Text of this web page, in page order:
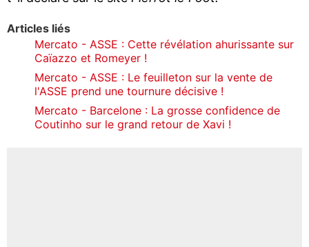
Articles liés
Mercato - ASSE : Cette révélation ahurissante sur
Caïazzo et Romeyer !
Mercato - ASSE : Le feuilleton sur la vente de
l'ASSE prend une tournure décisive !
Mercato - Barcelone : La grosse confidence de
Coutinho sur le grand retour de Xavi !